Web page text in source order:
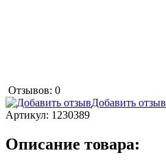
Отзывов: 0
Добавить отзыв
Артикул: 1230389
Описание товара: